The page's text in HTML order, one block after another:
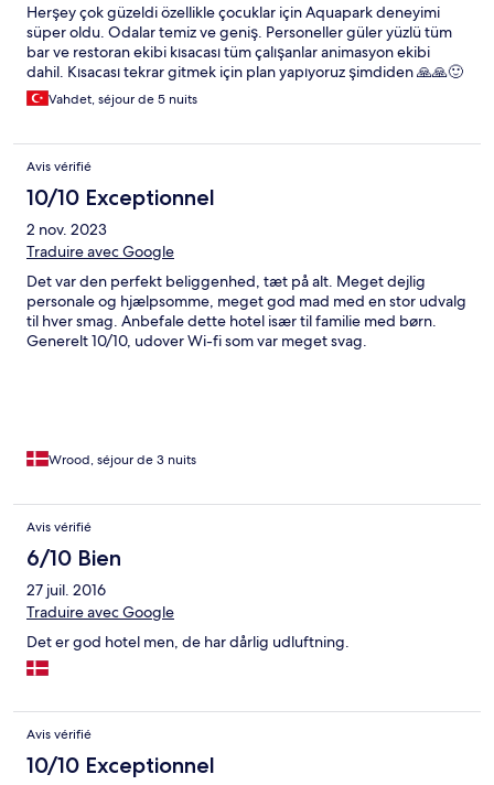
Herşey çok güzeldi özellikle çocuklar için Aquapark deneyimi
süper oldu. Odalar temiz ve geniş. Personeller güler yüzlü tüm
bar ve restoran ekibi kısacası tüm çalışanlar animasyon ekibi
dahil. Kısacası tekrar gitmek için plan yapıyoruz şimdiden 🙏🙏🙂
Vahdet, séjour de 5 nuits
Avis vérifié
10/10 Exceptionnel
2 nov. 2023
Traduire avec Google
Det var den perfekt beliggenhed, tæt på alt. Meget dejlig
personale og hjælpsomme, meget god mad med en stor udvalg
til hver smag. Anbefale dette hotel især til familie med børn.
Generelt 10/10, udover Wi-fi som var meget svag.
Wrood, séjour de 3 nuits
Avis vérifié
6/10 Bien
27 juil. 2016
Traduire avec Google
Det er god hotel men, de har dårlig udluftning.
Avis vérifié
10/10 Exceptionnel